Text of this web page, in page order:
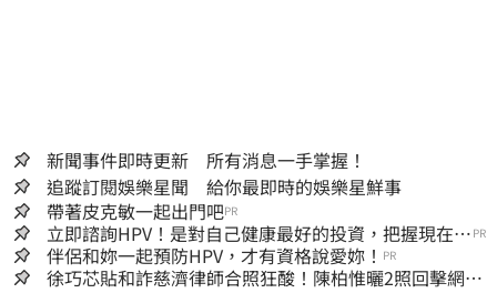
新聞事件即時更新 所有消息一手掌握！
追蹤訂閱娛樂星聞 給你最即時的娛樂星鮮事
帶著皮克敏一起出門吧PR
立即諮詢HPV！是對自己健康最好的投資，把握現在不
嫌晚！
PR
伴侶和妳一起預防HPV，才有資格說愛妳！ PR
徐巧芯貼和詐慈濟律師合照狂酸！陳柏惟曬2照回擊網笑